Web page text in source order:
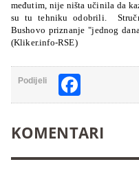
međutim, nije ništa učinila da
su tu tehniku odobrili.
Bushovo priznanje "jednog
(Kliker.info-RSE)
Podijeli
KOMENTARI